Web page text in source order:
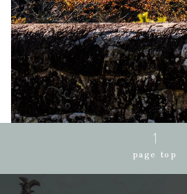
page top